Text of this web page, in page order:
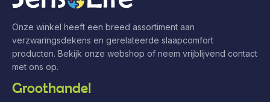
Onze winkel heeft een breed assortiment aan
verzwaringsdekens en gerelateerde slaapcomfort
producten. Bekijk onze webshop of neem vrijblijvend contact
met ons op.
Groothandel